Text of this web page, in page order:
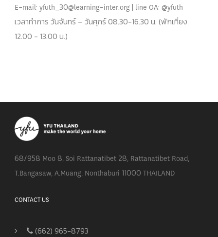
E-mail: yfuth_30@learning-inter.org | line OA: @yfuth
เวลาทำการ วันจันทร์ – วันศุกร์ 08.30-16.30 น. (พักเที่ยง
12.00 - 13.00 น.)
68/958 Moo 8, Soi Rattanatibet 28, Rattanatibet Road,
T.Bangasaw, A.Muang, Nonthaburi 11000 THAILAND
CONTACT US
(662) 965-8793